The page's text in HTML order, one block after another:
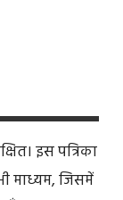
इस पत्रिका
माध्यम, जिसमें